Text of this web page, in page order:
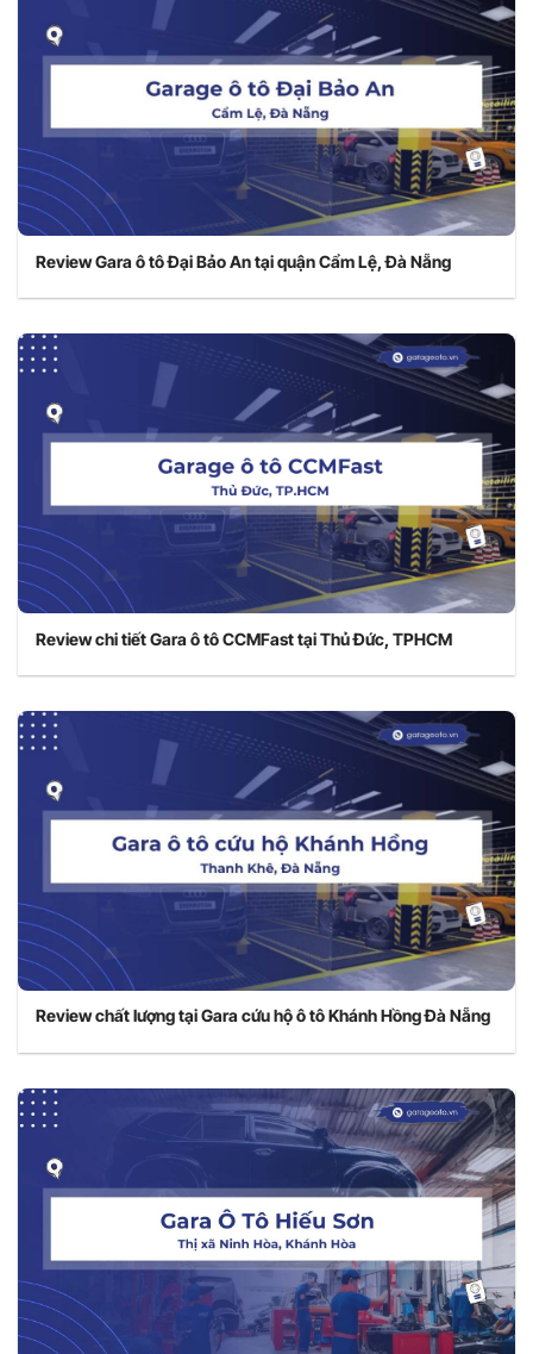
Review Gara ô tô Đại Bảo An tại quận Cẩm Lệ, Đà Nẵng
Review chi tiết Gara ô tô CCMFast tại Thủ Đức, TPHCM
Review chất lượng tại Gara cứu hộ ô tô Khánh Hồng Đà Nẵng